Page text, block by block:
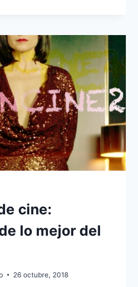
cine:
lo mejor del
26 octubre, 2018